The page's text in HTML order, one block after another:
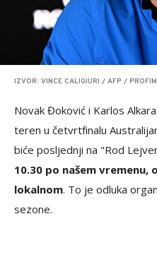
IZVOR: VINCE CALIGIURI / AFP /
Novak Đoković i Karlos
teren u četvrtfinalu
biće posljednji na "Rod
10.30 po našem vremenu,
lokalnom. To je odluka
sezone.